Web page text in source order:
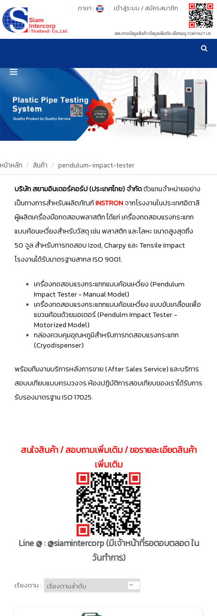
รู้ลึก รู้จริง เรื่องเครื่องมือทดสอบวัสดุ ! ยืน 1 เรื่องมาตรฐานการให้บริการ
เข้าสู่ระบบ / สมัครสมาชิก
ภาษา :
สอบถามข้อมูลสินค้า/ข้อมูลเพิ่มเติม เลือกเมนู CONTACT US
HOME
PRODUCT
OUR CLIENTS
OUR WORKS
CALIBRATION
CONTACT US
หน้าหลัก สินค้า pendulum-impact-tester
บริษัท สยามอินเตอร์คอร์ป (ประเทศไทย) จำกัดตัวแทนจำหน่ายอย่าง
เป็นทางการสำหรับผลิตภัณฑ์INSTRONจากโรงงานในประเทศอิตาลี
ผู้ผลิตเครื่องมือทดสอบพลาสติก ได้แก่ เครื่องทดสอบแรงกระแทก
แบบค้อนเหวี่ยงสำหรับวัสดุ เช่น พลาสติก และโลหะ ขนาดสูงสุดถึง
50 จูล สำหรับการทดสอบ Izod, Charpy และ Tensile Impact
โรงงานได้รับมาตรฐานสากล ISO 9001.
เครื่องทดสอบแรงกระแทกแบบค้อนเหวี่ยง (Pendulum
Impact Tester - Manual Model)
เครื่องทดสอบแรงกระแทกแบบค้อนเหวี่ยง แบบขับเคลื่อนเพื่อ
แขวนค้อนด้วยมอเตอร์ (Pendulm Impact Tester -
Motorized Model)
กล่องควบคุมอุณหภูมิสำหรับการทดสอบแรงกระแทก
(Cryodispenser)
พร้อมทีมงานบริการหลังการขาย (After Sales Service) และบริการ
สอบบเทียบแบบครบวงจร ห้องปฏิบัติการสอบเทียบของเราได้รับการ
รับรองมาตรฐาน ISO 17025.
สนใจสินค้า / สอบถามเพิ่มเติม / ขอรายละเอียดสินค้า
เพิ่มเติม
Line @ : @siamintercorp(มีเจ้าหน้าที่รอตอบตลอด ใน
วันทำการ)
เรียงตาม :